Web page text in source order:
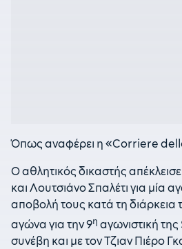
Όπως αναφέρει η «Corriere
Ο αθλητικός δικαστής
και Λουτσιάνο Σπαλέτι για μία
αποβολή τους κατά τη διάρκεια
αγώνα για την 9η αγωνιστική της
συνέβη και με τον Τζιαν Πιέρο